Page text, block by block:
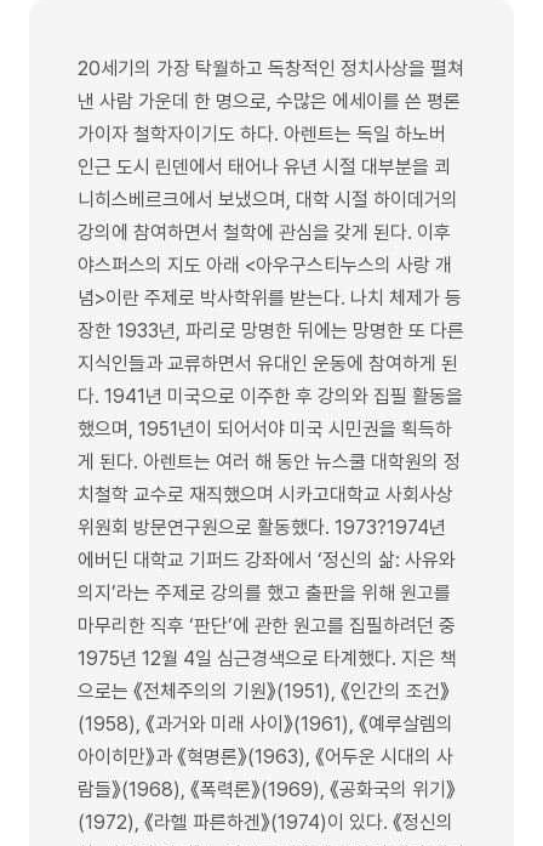
20세기의 가장 탁월하고 독창적인 정치사상을 펼쳐
낸 사람 가운데 한 명으로, 수많은 에세이를 쓴 평론
가이자 철학자이기도 하다. 아렌트는 독일 하노버
인근 도시 린덴에서 태어나 유년 시절 대부분을 쾨
니히스베르크에서 보냈으며, 대학 시절 하이데거의
강의에 참여하면서 철학에 관심을 갖게 된다. 이후
야스퍼스의 지도 아래 <아우구스티누스의 사랑 개
념>이란 주제로 박사학위를 받는다. 나치 체제가 등
장한 1933년, 파리로 망명한 뒤에는 망명한 또 다른
지식인들과 교류하면서 유대인 운동에 참여하게 된
다. 1941년 미국으로 이주한 후 강의와 집필 활동을
했으며, 1951년이 되어서야 미국 시민권을 획득하
게 된다. 아렌트는 여러 해 동안 뉴스쿨 대학원의 정
치철학 교수로 재직했으며 시카고대학교 사회사상
위원회 방문연구원으로 활동했다. 1973?1974년
에버딘 대학교 기퍼드 강좌에서 ‘정신의 삶: 사유와
의지’라는 주제로 강의를 했고 출판을 위해 원고를
마무리한 직후 ‘판단’에 관한 원고를 집필하려던 중
1975년 12월 4일 심근경색으로 타계했다. 지은 책
으로는 《전체주의의 기원》(1951), 《인간의 조건》
(1958), 《과거와 미래 사이》(1961), 《예루살렘의
아이히만》과 《혁명론》(1963), 《어두운 시대의 사
람들》(1968), 《폭력론》(1969), 《공화국의 위기》
(1972), 《라헬 파른하겐》(1974)이 있다. 《정신의